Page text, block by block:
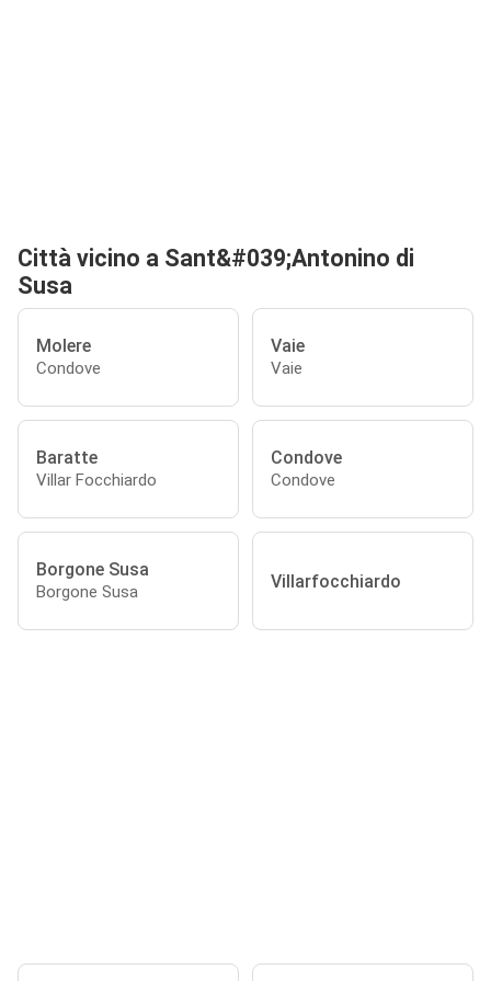
Città vicino a Sant&#039;Antonino di
Susa
Molere
Condove
Vaie
Vaie
Baratte
Villar Focchiardo
Condove
Condove
Borgone Susa
Borgone Susa Villarfocchiardo